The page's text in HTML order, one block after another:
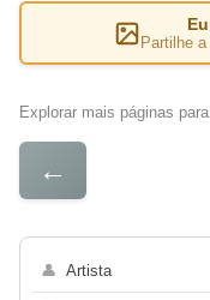
Partilhe
Explorar mais páginas
←
👤 Artista